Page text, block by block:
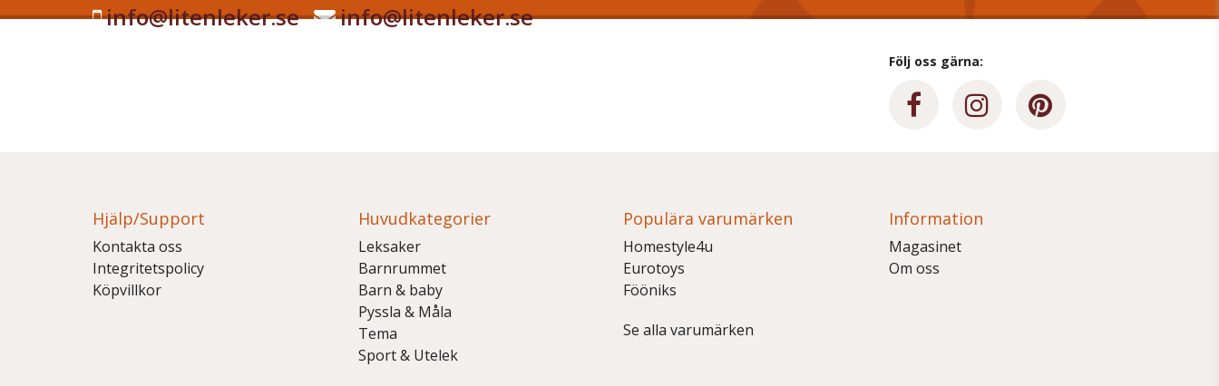
info@litenleker.se info@litenleker.se
Följ oss gärna:
Hjälp/Support
Kontakta oss
Integritetspolicy
Köpvillkor
Huvudkategorier
Leksaker
Barnrummet
Barn & baby
Pyssla & Måla
Tema
Sport & Utelek
Populära varumärken
Homestyle4u
Eurotoys
Fööniks
Se alla varumärken
Information
Magasinet
Om oss